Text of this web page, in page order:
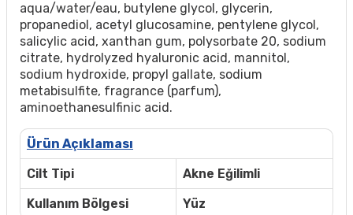
aqua/water/eau, butylene glycol, glycerin,
propanediol, acetyl glucosamine, pentylene glycol,
salicylic acid, xanthan gum, polysorbate 20, sodium
citrate, hydrolyzed hyaluronic acid, mannitol,
sodium hydroxide, propyl gallate, sodium
metabisulfite, fragrance (parfum),
aminoethanesulfinic acid.
Ürün Açıklaması
Cilt Tipi
Akne Eğilimli
Kullanım Bölgesi
Yüz